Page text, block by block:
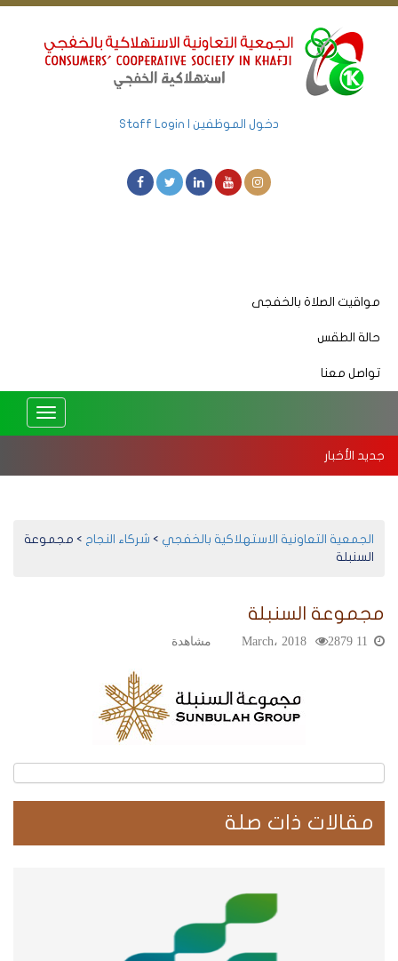
دخول الموظفين | Staff Login
مواقيت الصلاة بالخفجى
حالة الطقس
تواصل معنا
Toggle
جديد الأخبار
الجمعية التعاونية الاستهلاكية بالخفجي > شركاء النجاح > مجموعة
السنبلة
مجموعة السنبلة
11 March، 2018 2879 مشاهدة
مقالات ذات صلة